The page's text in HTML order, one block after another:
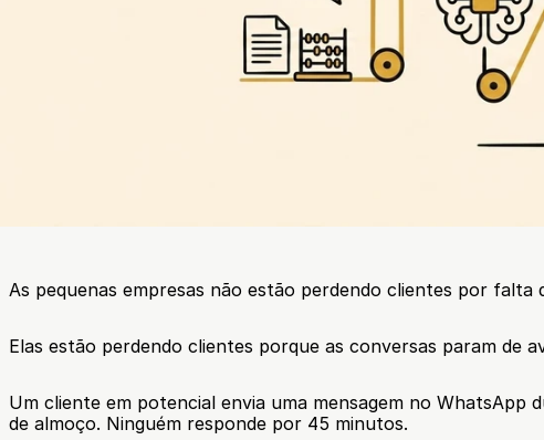
As pequenas empresas não estão perdendo clientes por falta
Elas estão perdendo clientes porque as conversas param de
Um cliente em potencial envia uma mensagem no WhatsApp
de almoço. Ninguém responde por 45 minutos.